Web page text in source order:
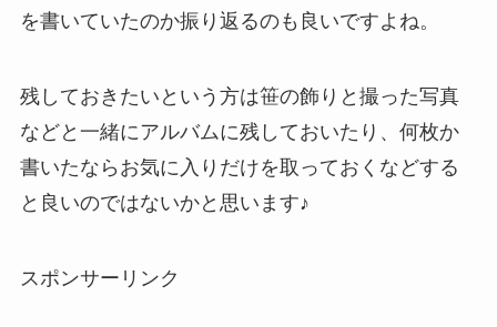
を書いていたのか振り返るのも良いですよね。
残しておきたいという方は笹の飾りと撮った写真
などと一緒にアルバムに残しておいたり、何枚か
書いたならお気に入りだけを取っておくなどする
と良いのではないかと思います♪
スポンサーリンク